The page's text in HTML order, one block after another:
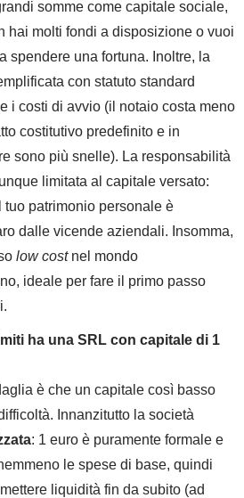
somme come capitale sociale,
hai molti fondi a disposizione o vuoi
spendere una fortuna. Inoltre, la
con statuto standard
i costi di avvio (il notaio costa meno
costitutivo predefinito e in
sono più snelle). La responsabilità
limitata al capitale versato:
patrimonio personale è
dalle vicende aziendali. Insomma,
low costnel mondo
ideale per fare il primo passo
ha una SRL con capitale di 1
è che un capitale così basso
Innanzitutto la società
: 1 euro è puramente formale e
le spese di base, quindi
liquidità fin da subito (ad